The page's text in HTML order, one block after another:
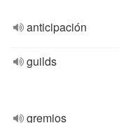
anticipación
guilds
gremios